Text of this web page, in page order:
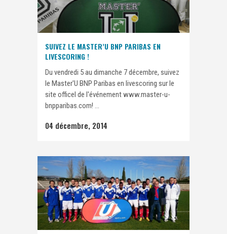
SUIVEZ LE MASTER’U BNP PARIBAS EN
LIVESCORING !
Du vendredi 5 au dimanche 7 décembre, suivez
le Master'U BNP Paribas en livescoring sur le
site officel de l'événement www.master-u-
bnpparibas.com! ...
04 décembre, 2014